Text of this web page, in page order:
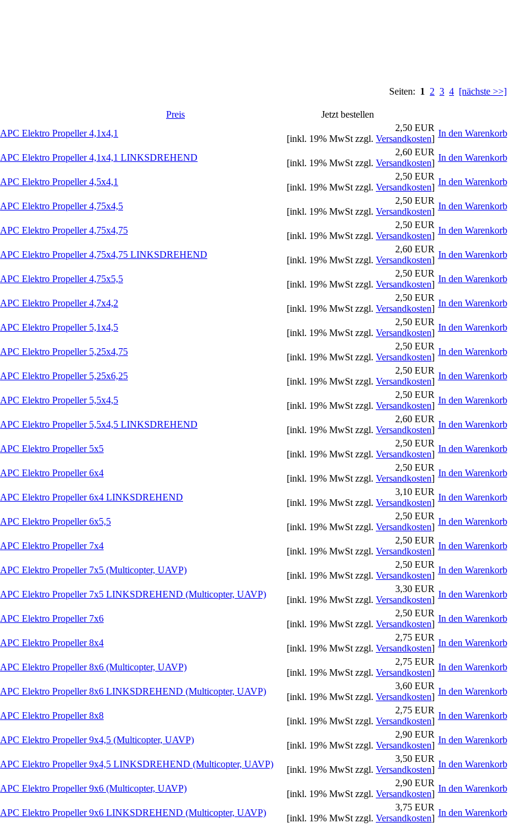
Seiten: 1 2 3 4 [nächste >>]
Preis
Jetzt bestellen
APC Elektro Propeller 4,1x4,1
2,50 EUR
[inkl. 19% MwSt zzgl. Versandkosten]
In den Warenkorb
APC Elektro Propeller 4,1x4,1 LINKSDREHEND
2,60 EUR
[inkl. 19% MwSt zzgl. Versandkosten]
In den Warenkorb
APC Elektro Propeller 4,5x4,1
2,50 EUR
[inkl. 19% MwSt zzgl. Versandkosten]
In den Warenkorb
APC Elektro Propeller 4,75x4,5
2,50 EUR
[inkl. 19% MwSt zzgl. Versandkosten]
In den Warenkorb
APC Elektro Propeller 4,75x4,75
2,50 EUR
[inkl. 19% MwSt zzgl. Versandkosten]
In den Warenkorb
APC Elektro Propeller 4,75x4,75 LINKSDREHEND
2,60 EUR
[inkl. 19% MwSt zzgl. Versandkosten]
In den Warenkorb
APC Elektro Propeller 4,75x5,5
2,50 EUR
[inkl. 19% MwSt zzgl. Versandkosten]
In den Warenkorb
APC Elektro Propeller 4,7x4,2
2,50 EUR
[inkl. 19% MwSt zzgl. Versandkosten]
In den Warenkorb
APC Elektro Propeller 5,1x4,5
2,50 EUR
[inkl. 19% MwSt zzgl. Versandkosten]
In den Warenkorb
APC Elektro Propeller 5,25x4,75
2,50 EUR
[inkl. 19% MwSt zzgl. Versandkosten]
In den Warenkorb
APC Elektro Propeller 5,25x6,25
2,50 EUR
[inkl. 19% MwSt zzgl. Versandkosten]
In den Warenkorb
APC Elektro Propeller 5,5x4,5
2,50 EUR
[inkl. 19% MwSt zzgl. Versandkosten]
In den Warenkorb
APC Elektro Propeller 5,5x4,5 LINKSDREHEND
2,60 EUR
[inkl. 19% MwSt zzgl. Versandkosten]
In den Warenkorb
APC Elektro Propeller 5x5
2,50 EUR
[inkl. 19% MwSt zzgl. Versandkosten]
In den Warenkorb
APC Elektro Propeller 6x4
2,50 EUR
[inkl. 19% MwSt zzgl. Versandkosten]
In den Warenkorb
APC Elektro Propeller 6x4 LINKSDREHEND
3,10 EUR
[inkl. 19% MwSt zzgl. Versandkosten]
In den Warenkorb
APC Elektro Propeller 6x5,5
2,50 EUR
[inkl. 19% MwSt zzgl. Versandkosten]
In den Warenkorb
APC Elektro Propeller 7x4
2,50 EUR
[inkl. 19% MwSt zzgl. Versandkosten]
In den Warenkorb
APC Elektro Propeller 7x5 (Multicopter, UAVP)
2,50 EUR
[inkl. 19% MwSt zzgl. Versandkosten]
In den Warenkorb
APC Elektro Propeller 7x5 LINKSDREHEND (Multicopter, UAVP)
3,30 EUR
[inkl. 19% MwSt zzgl. Versandkosten]
In den Warenkorb
APC Elektro Propeller 7x6
2,50 EUR
[inkl. 19% MwSt zzgl. Versandkosten]
In den Warenkorb
APC Elektro Propeller 8x4
2,75 EUR
[inkl. 19% MwSt zzgl. Versandkosten]
In den Warenkorb
APC Elektro Propeller 8x6 (Multicopter, UAVP)
2,75 EUR
[inkl. 19% MwSt zzgl. Versandkosten]
In den Warenkorb
APC Elektro Propeller 8x6 LINKSDREHEND (Multicopter, UAVP)
3,60 EUR
[inkl. 19% MwSt zzgl. Versandkosten]
In den Warenkorb
APC Elektro Propeller 8x8
2,75 EUR
[inkl. 19% MwSt zzgl. Versandkosten]
In den Warenkorb
APC Elektro Propeller 9x4,5 (Multicopter, UAVP)
2,90 EUR
[inkl. 19% MwSt zzgl. Versandkosten]
In den Warenkorb
APC Elektro Propeller 9x4,5 LINKSDREHEND (Multicopter, UAVP)
3,50 EUR
[inkl. 19% MwSt zzgl. Versandkosten]
In den Warenkorb
APC Elektro Propeller 9x6 (Multicopter, UAVP)
2,90 EUR
[inkl. 19% MwSt zzgl. Versandkosten]
In den Warenkorb
APC Elektro Propeller 9x6 LINKSDREHEND (Multicopter, UAVP)
3,75 EUR
[inkl. 19% MwSt zzgl. Versandkosten]
In den Warenkorb